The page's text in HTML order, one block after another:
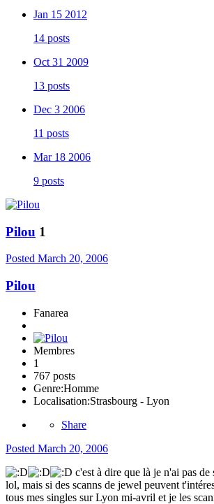
Jan 15 2012
14 posts
Oct 31 2009
13 posts
Dec 3 2006
11 posts
Mar 18 2006
9 posts
Pilou 1
Posted March 20, 2006
Pilou
Fanarea
Membres
1
767 posts
Genre:Homme
Localisation:Strasbourg - Lyon
Share
Posted March 20, 2006
c'est à dire que là je n'ai pas de
lol, mais si des scanns de jewel peuvent
tous mes singles sur Lyon mi-avril et je les